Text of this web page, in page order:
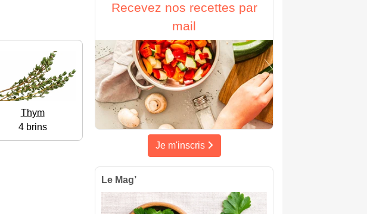
Thym
4 brins
Recevez nos recettes par
mail
Je m'inscris
Le Mag’